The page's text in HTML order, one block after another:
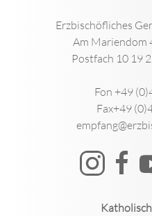
Erzbischöfliches
Am Mariendom
Postfach 10 19
Fon +49
Fax+49